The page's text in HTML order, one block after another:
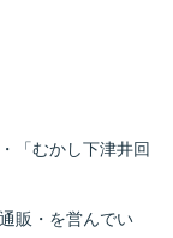
「むかし下津井回
販・を営んでい